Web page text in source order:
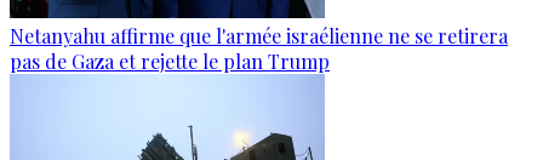
Netanyahu affirme que l'armée israélienne ne se retirera
pas de Gaza et rejette le plan Trump